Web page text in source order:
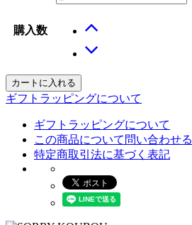
購入数
カートに入れる
ギフトラッピングについて
ギフトラッピングについて
この商品について問い合わせる
特定商取引法に基づく表記